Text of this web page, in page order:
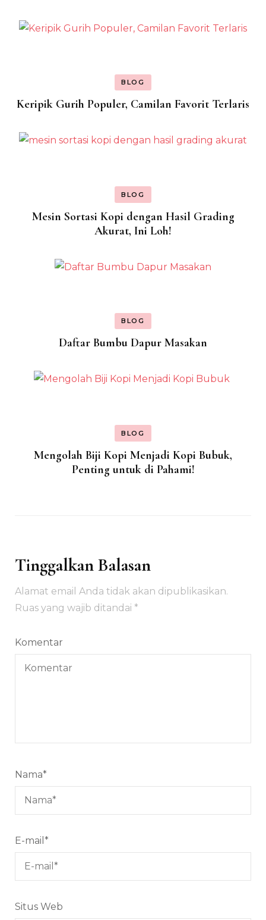
BLOG
Keripik Gurih Populer, Camilan Favorit Terlaris
BLOG
Mesin Sortasi Kopi dengan Hasil Grading
Akurat, Ini Loh!
BLOG
Daftar Bumbu Dapur Masakan
BLOG
Mengolah Biji Kopi Menjadi Kopi Bubuk,
Penting untuk di Pahami!
Tinggalkan Balasan
Alamat email Anda tidak akan dipublikasikan.
Ruas yang wajib ditandai *
Komentar
Nama*
E-mail *
Situs Web